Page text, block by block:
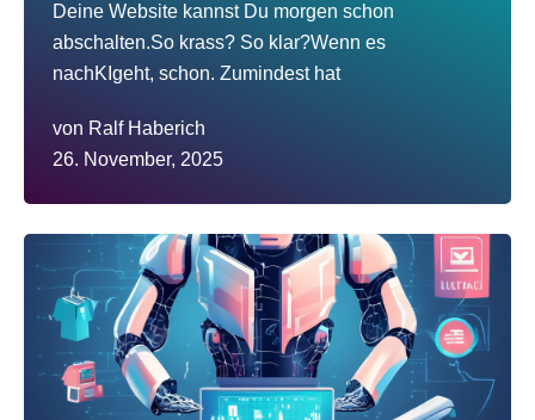
Deine Website kannst Du morgen schon
abschalten.So krass? So klar?Wenn es
nachKIgeht, schon. Zumindest hat
von Ralf Haberich
26. November, 2025